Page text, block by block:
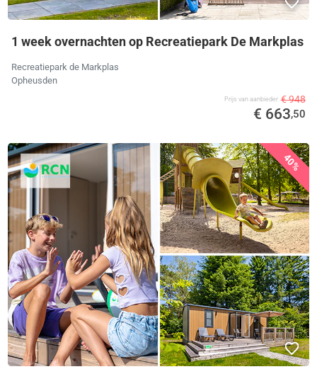
1 week overnachten op Recreatiepark De Markplas
Recreatiepark de Markplas
Opheusden
Prijs van aanbieder € 948
€ 663,50
40%